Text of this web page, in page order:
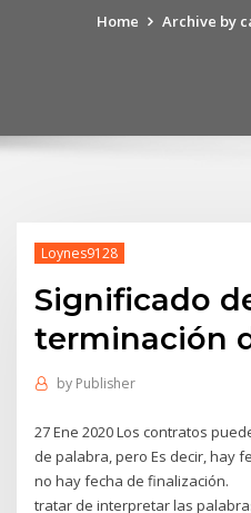
Home Archive by
Loynes9128
Significado
terminación
by Publisher
27 Ene 2020 Los contratos
de palabra, pero Es decir, hay
no hay fecha de finalización.
tratar de interpretar las